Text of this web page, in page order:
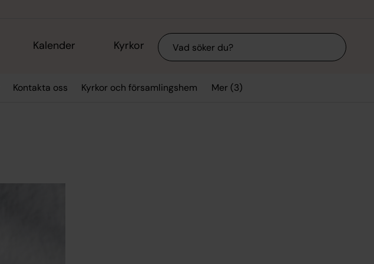
Kalender Kyrkor Sök
Kontakta oss Kyrkor och församlingshem Mer (3)